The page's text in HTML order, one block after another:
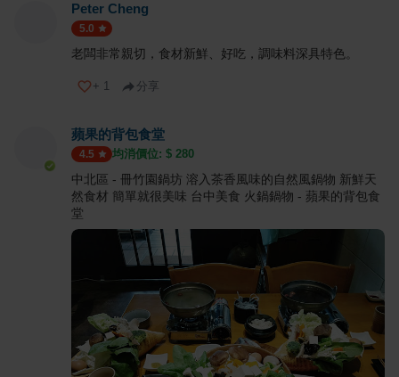
Peter Cheng
5.0
老闆非常親切，食材新鮮、好吃，調味料深具特色。
+ 1 分享
蘋果的背包食堂
4.5 均消價位: $ 280
中北區 - 冊竹園鍋坊 溶入茶香風味的自然風鍋物 新鮮天
然食材 簡單就很美味 台中美食 火鍋鍋物 - 蘋果的背包食
堂